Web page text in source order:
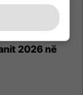
2026 në